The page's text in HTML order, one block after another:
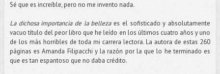
Sé que es increíble, pero no me invento nada.
La dichosa importancia de la bellezaes el sofisticado y absolutamente
vacuo título del peor libro que he leído en los últimos cuatro años y uno
de los más horribles de toda mi carrera lectora. La autora de estas 260
páginas es Amanda Filipacchi y la razón por la que lo he terminado es
que es tan espantoso que no daba crédito.